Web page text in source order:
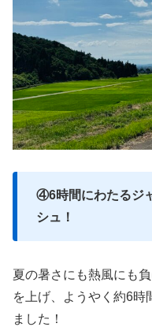
④6時間にわたるジ
シュ！
夏の暑さにも熱風にも
を上げ、ようやく約6時
ました！